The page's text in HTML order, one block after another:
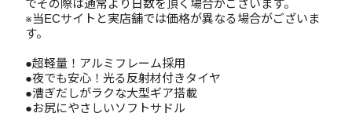
でその際は通常より日数を頂く場合がございます。
※当ECサイトと実店舗では価格が異なる場合がございま
す。
●超軽量！アルミフレーム採用
●夜でも安心！光る反射材付きタイヤ
●漕ぎだしがラクな大型ギア搭載
●お尻にやさしいソフトサドル